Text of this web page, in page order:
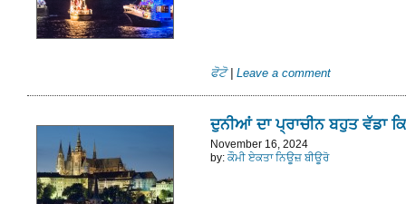
ਫੋਟੋ Leave a comment
ਦੁਨੀਆਂ ਦਾ ਪ੍ਰਾਚੀਨ ਬਹੁਤ ਵੱਡਾ
November 16, 2024
by: ਕੌਮੀ ਏਕਤਾ ਨਿਊਜ਼ ਬੀਊਰੋ